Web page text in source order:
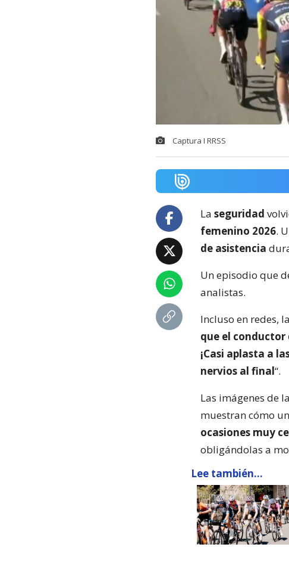
Captura I RRSS
La seguridad
femenino 2026.
de asistencia
Un episodio que
analistas.
Incluso en redes,
que el conductor
¡Casi aplasta a
nervios al final“.
Las imágenes de
muestran cómo
ocasiones muy
obligándolas a
Lee también...